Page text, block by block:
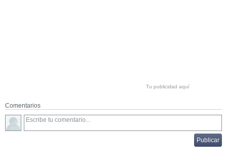
Tu publicidad aquí
Comentarios